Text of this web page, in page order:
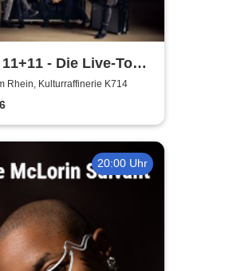
- Die Live-Tour
Rhein, Kulturraffinerie K714
20:00 Uhr